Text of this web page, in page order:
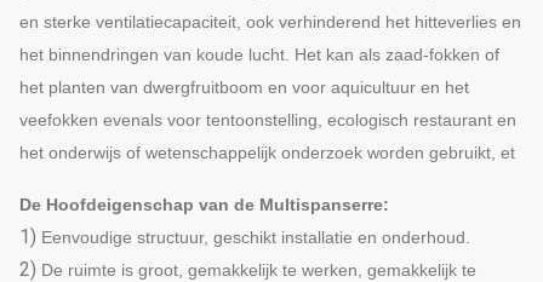
en sterke ventilatiecapaciteit, ook verhinderend het hitteverlies en
het binnendringen van koude lucht. Het kan als zaad-fokken of
het planten van dwergfruitboom en voor aquicultuur en het
veefokken evenals voor tentoonstelling, ecologisch restaurant en
het onderwijs of wetenschappelijk onderzoek worden gebruikt, et
De Hoofdeigenschap van de Multispanserre:
1) Eenvoudige structuur, geschikt installatie en onderhoud.
2) De ruimte is groot, gemakkelijk te werken, gemakkelijk te